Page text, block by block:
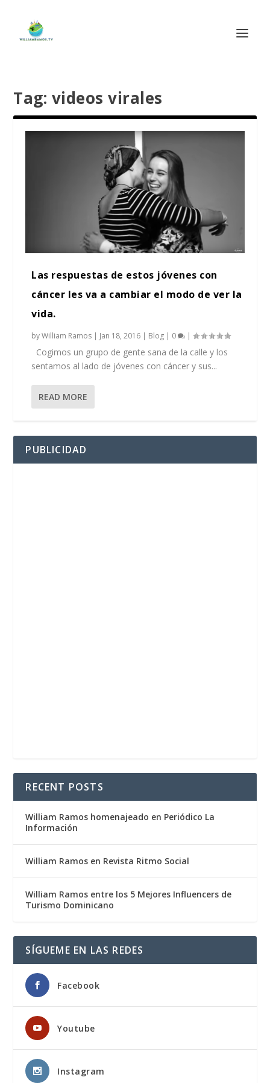
Tag: videos virales
Las respuestas de estos jóvenes con
cáncer les va a cambiar el modo de ver la
vida.
byWilliam Ramos | Jan 18, 2016 | Blog | 0 |
Cogimos un grupo de gente sana de la calle y los
sentamos al lado de jóvenes con cáncer y sus...
READ MORE
PUBLICIDAD
RECENT POSTS
William Ramos homenajeado en Periódico La
Información
William Ramos en Revista Ritmo Social
William Ramos entre los 5 Mejores Influencers de
Turismo Dominicano
SÍGUEME EN LAS REDES
Facebook
Youtube
Instagram